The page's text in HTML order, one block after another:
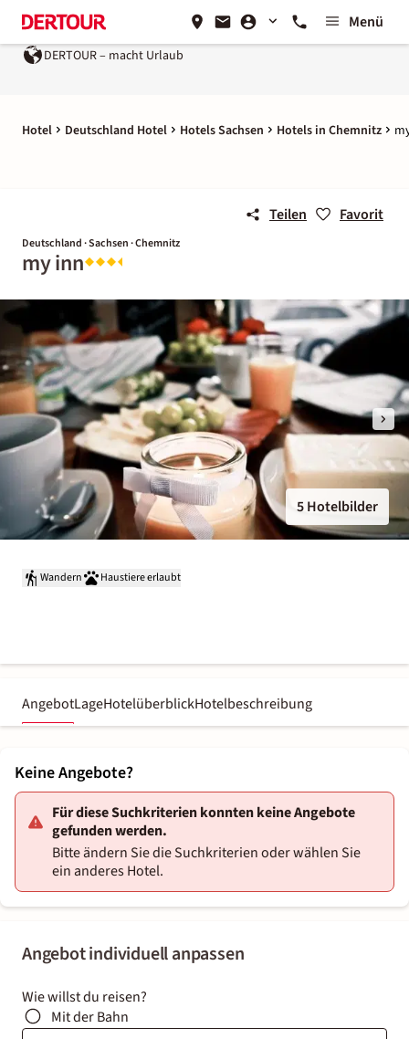
Menü
DERTOUR – macht Urlaub
Hotel Deutschland Hotel Hotels Sachsen Hotels in Chemnitz
Teilen Favorit
Deutschland · Sachsen · Chemnitz
my inn
5 Hotelbilder
Wandern Haustiere erlaubt
AngebotLageHotelüberblickHotelbeschreibung
Angebot individuell anpassen
Wie willst du reisen?
Mit der Bahn
Keine Angebote?
Für diese Suchkriterien konnten keine Angebote
gefunden werden.
Bitte ändern Sie die Suchkriterien oder wählen Sie
ein anderes Hotel.